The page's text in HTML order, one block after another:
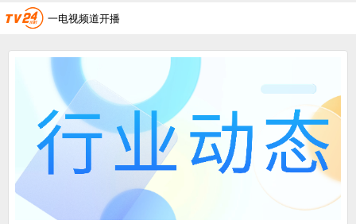
一电视频道开播
“纵深推进”系统性变革，广电媒体如何发力？
“一省一网”，中国广电为何走了二十年？
广电总局对互联网电视自动续费专项治理
中国广电：编制一体化电视技术标准白皮书